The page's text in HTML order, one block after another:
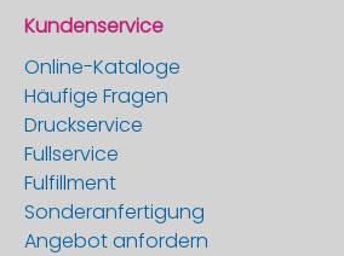
Kundenservice
Online-Kataloge
Häufige Fragen
Druckservice
Fullservice
Fulfillment
Sonderanfertigung
Angebot anfordern